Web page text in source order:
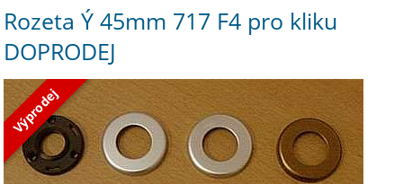
Rozeta Ý 45mm 717 F4 pro kliku
DOPRODEJ
Výprodej